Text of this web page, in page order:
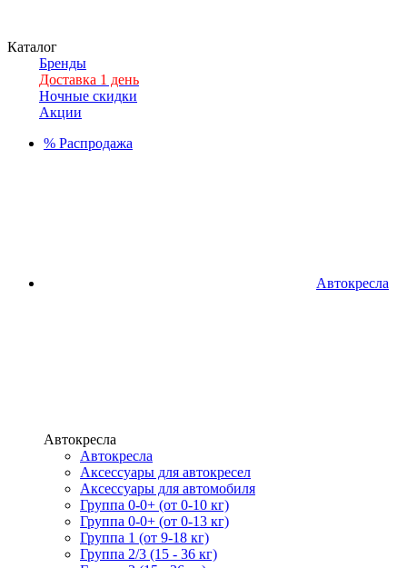
Каталог
Бренды
Доставка 1 день
Ночные скидки
Акции
% Распродажа
Автокресла
Автокресла
Автокресла
Аксессуары для автокресел
Аксессуары для автомобиля
Группа 0-0+ (от 0-10 кг)
Группа 0-0+ (от 0-13 кг)
Группа 1 (от 9-18 кг)
Группа 2/3 (15 - 36 кг)